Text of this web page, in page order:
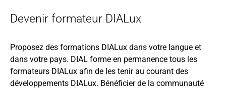
Devenir formateur DIALux
Proposez des formations DIALux dans votre langue et
dans votre pays. DIAL forme en permanence tous les
formateurs DIALux afin de les tenir au courant des
développements DIALux. Bénéficier de la communauté